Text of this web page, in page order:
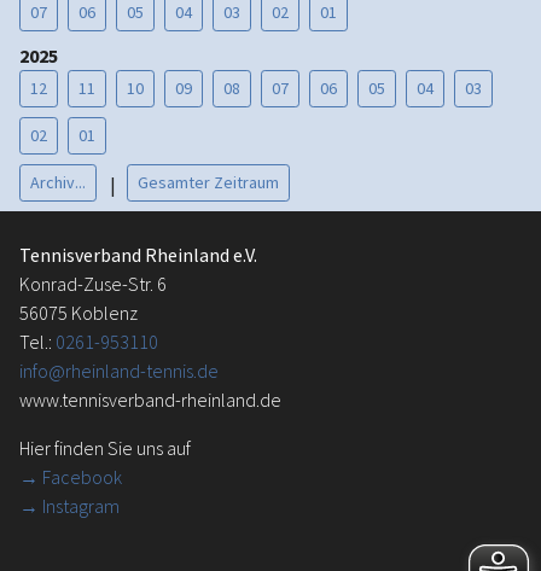
07 06 05 04 03 02 01
2025
12 11 10 09 08 07 06 05 04 03
02 01
Archiv... | Gesamter Zeitraum
Tennisverband Rheinland e.V.
Konrad-Zuse-Str. 6
56075 Koblenz
Tel.: 0261-953110
info@rheinland-tennis.de
www.tennisverband-rheinland.de
Hier finden Sie uns auf
→ Facebook
→ Instagram